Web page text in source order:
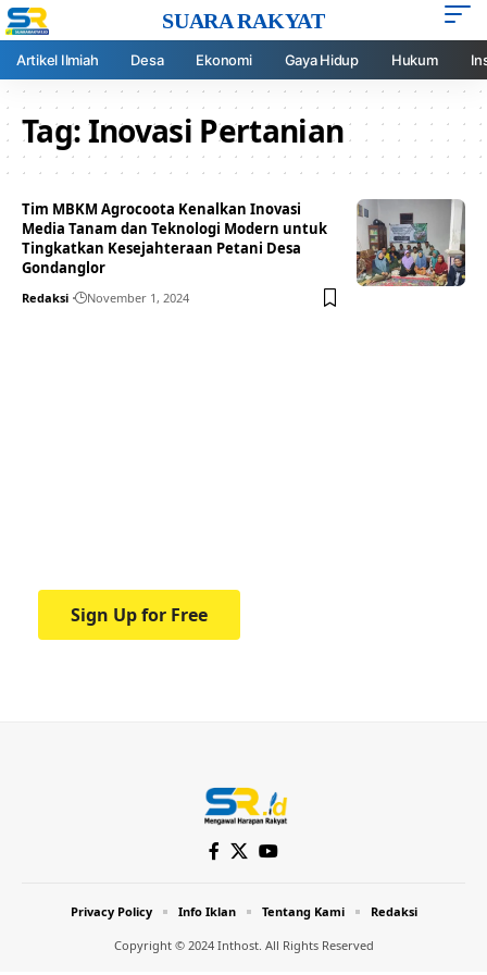
SUARA RAKYAT
Artikel Ilmiah Desa Ekonomi Gaya Hidup Hukum
Tag:Inovasi Pertanian
Tim MBKM Agrocoota Kenalkan Inovasi
Media Tanam dan Teknologi Modern untuk
Tingkatkan Kesejahteraan Petani Desa
Gondanglor
Redaksi November 1, 2024
Sign Up for Free
Copyright © 2024 Inthost. All Rights Reserved
Privacy Policy Info Iklan Tentang Kami Redaksi